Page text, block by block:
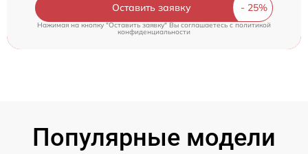
Оставить заявку
Нажимая на кнопку "Оставить заявку" Вы соглашаетесь cполитикой
конфиденциальности
Популярные модели